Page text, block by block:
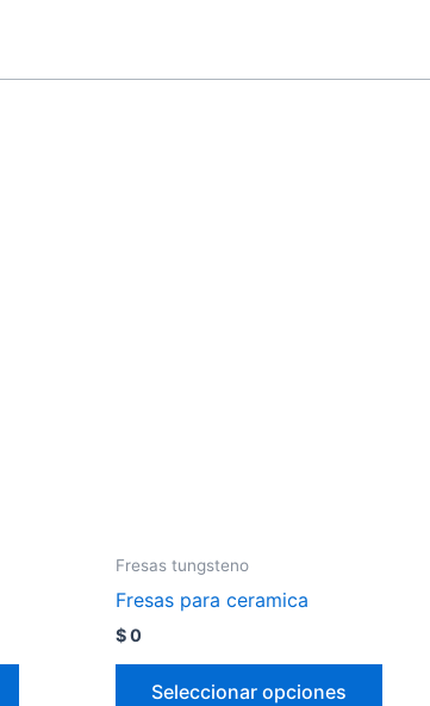
Fresas tungsteno
Fresas para ceramica
$0
Seleccionar opciones